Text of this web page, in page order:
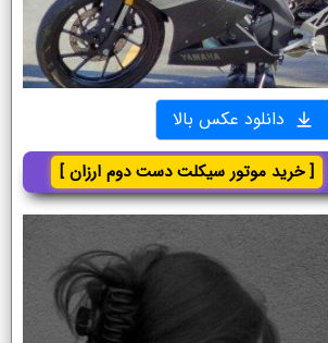
دانلود عکس بالا
[ خرید موتور سیکلت دست دوم ارزان ]